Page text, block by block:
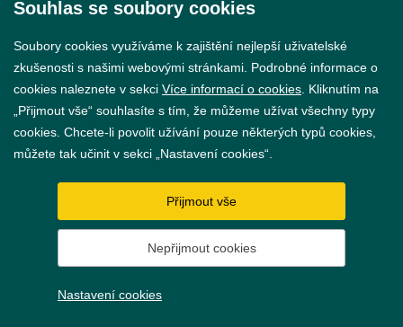
Nastavení cookies
Vytvořil webProgress
Souhlas se soubory cookies
Soubory cookies využíváme k zajištění nejlepší uživatelské
zkušenosti s našimi webovými stránkami. Podrobné informace o
cookies naleznete v sekci Více informací o cookies . Kliknutím na
„Přijmout vše“ souhlasíte s tím, že můžeme užívat všechny typy
cookies. Chcete-li povolit užívání pouze některých typů cookies,
můžete tak učinit v sekci „Nastavení cookies“.
Přijmout vše
Nepřijmout cookies
Nastavení cookies